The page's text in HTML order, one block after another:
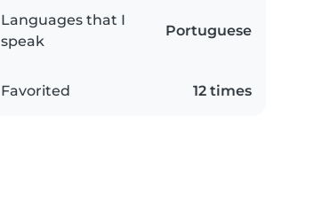
Languages that I
speak
Portuguese
Favorited 12 times